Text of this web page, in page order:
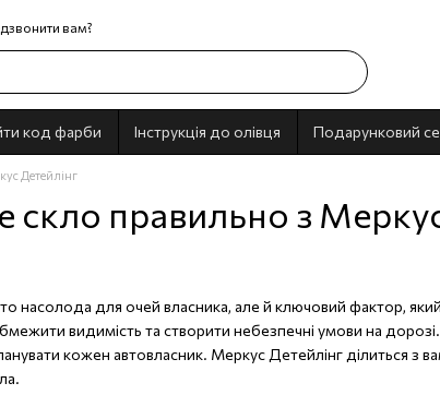
вам?
код фарби Інструкція до олівця Подарунковий
Детейлінг
скло правильно з
насолода для очей власника, але й ключовий фактор,
видимість та створити небезпечні умови на
кожен автовласник. Меркус Детейлінг ділиться з